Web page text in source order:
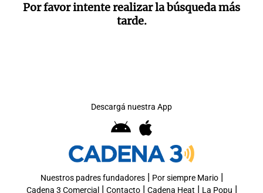
Por favor intente realizar la búsqueda más
tarde.
Descargá nuestra App
Nuestros padres fundadores| Por siempre Mario|
Cadena 3 Comercial | Contacto| Cadena Heat | La Popu |